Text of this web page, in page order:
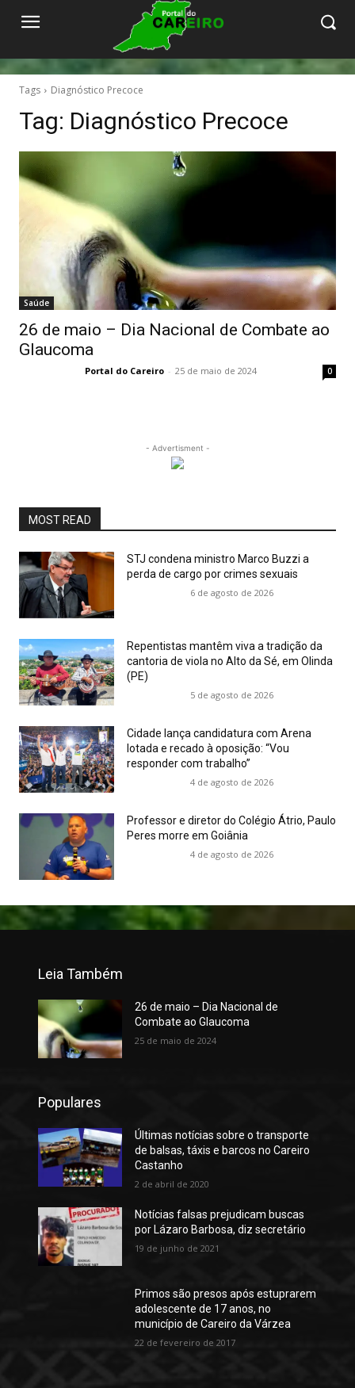
Tags Diagnóstico Precoce
Tag: Diagnóstico Precoce
Saúde
26 de maio – Dia Nacional de Combate ao
Glaucoma
Portal do Careiro - 25 de maio de 2024 0
- Advertisment -
MOST READ
STJ condena ministro Marco Buzzi a
perda de cargo por crimes sexuais
6 de agosto de 2026
Repentistas mantêm viva a tradição da
cantoria de viola no Alto da Sé, em Olinda
(PE)
5 de agosto de 2026
Cidade lança candidatura com Arena
lotada e recado à oposição: “Vou
responder com trabalho”
4 de agosto de 2026
Professor e diretor do Colégio Átrio, Paulo
Peres morre em Goiânia
4 de agosto de 2026
Leia Também
26 de maio – Dia Nacional de
Combate ao Glaucoma
25 de maio de 2024
Populares
Últimas notícias sobre o transporte
de balsas, táxis e barcos no Careiro
Castanho
2 de abril de 2020
Notícias falsas prejudicam buscas
por Lázaro Barbosa, diz secretário
19 de junho de 2021
Primos são presos após estuprarem
adolescente de 17 anos, no
município de Careiro da Várzea
22 de fevereiro de 2017